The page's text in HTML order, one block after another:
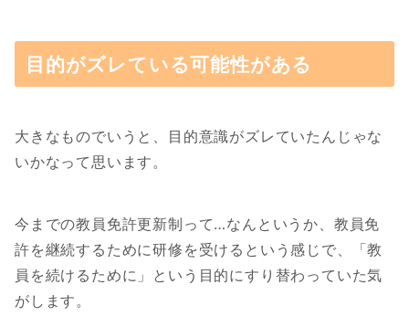
目的がズレている可能性がある
大きなものでいうと、目的意識がズレていたんじゃな
いかなって思います。
今までの教員免許更新制って…なんというか、教員免
許を継続するために研修を受けるという感じで、「教
員を続けるために」という目的にすり替わっていた気
がします。